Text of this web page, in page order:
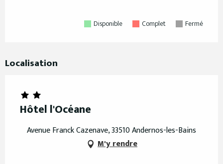
Disponible Complet Fermé
Localisation
Hôtel l'Océane
Avenue Franck Cazenave, 33510 Andernos-les-Bains
M'y rendre